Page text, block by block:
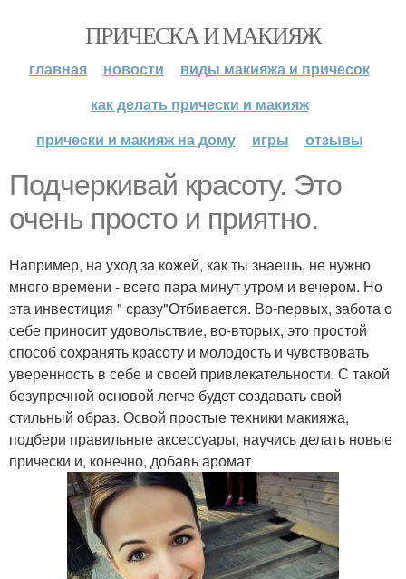
ПРИЧЕСКА И МАКИЯЖ
главная новости
виды макияжа и причесок
как делать прически и макияж
прически и макияж на дому
игры отзывы
Подчеркивай красоту. Это
очень просто и приятно.
Например, на уход за кожей, как ты знаешь, не нужно
много времени - всего пара минут утром и вечером. Но
эта инвестиция " сразу"Отбивается. Во-первых, забота о
себе приносит удовольствие, во-вторых, это простой
способ сохранять красоту и молодость и чувствовать
уверенность в себе и своей привлекательности. С такой
безупречной основой легче будет создавать свой
стильный образ. Освой простые техники макияжа,
подбери правильные аксессуары, научись делать новые
прически и, конечно, добавь аромат